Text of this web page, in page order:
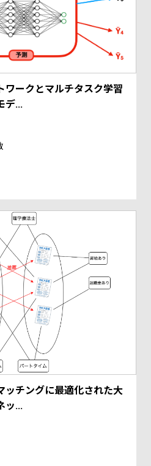
ワークとマルチタスク学習
デ...
ッチングに最適化された大
ッ...